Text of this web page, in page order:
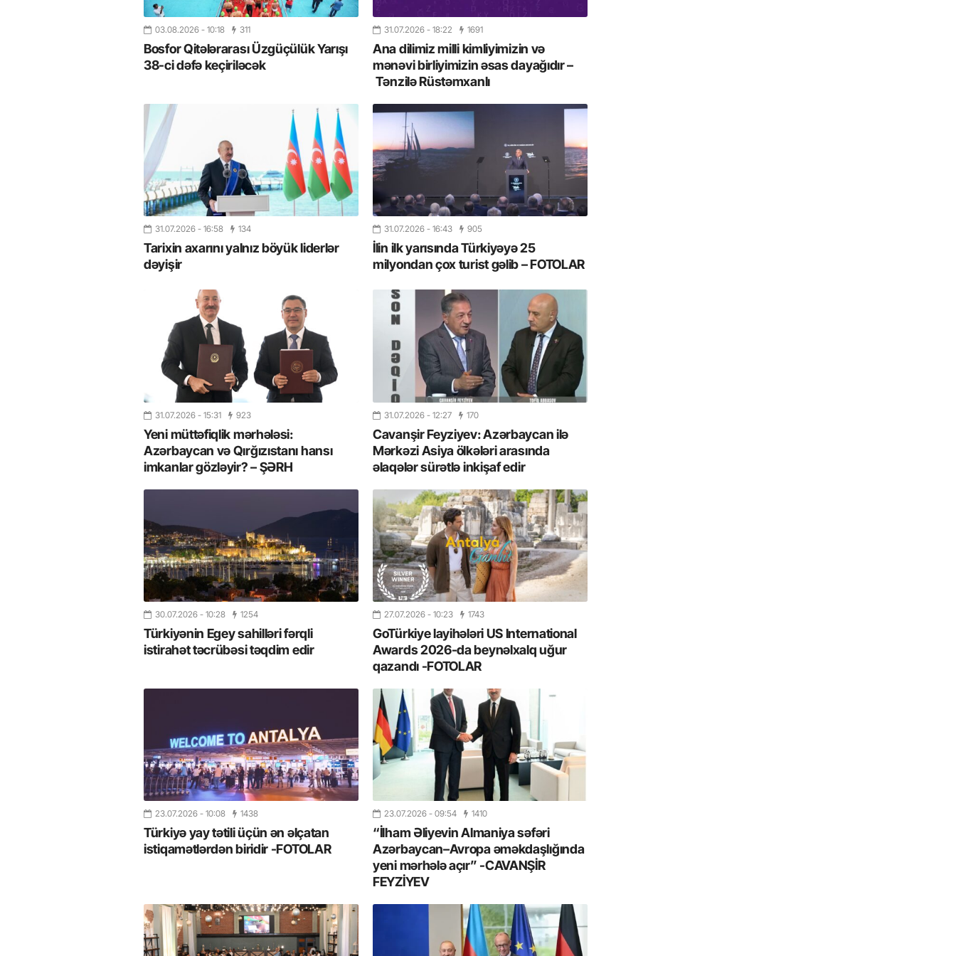
03.08.2026 - 10:18 311
Bosfor Qitələrarası Üzgüçülük Yarışı
38-ci dəfə keçiriləcək
31.07.2026 - 18:22 1691
Ana dilimiz milli kimliyimizin və
mənəvi birliyimizin əsas dayağıdır –
Tənzilə Rüstəmxanlı
31.07.2026 - 16:58 134
Tarixin axarını yalnız böyük liderlər
dəyişir
31.07.2026 - 16:43 905
İlin ilk yarısında Türkiyəyə 25
milyondan çox turist gəlib – FOTOLAR
31.07.2026 - 15:31 923
Yeni müttəfiqlik mərhələsi:
Azərbaycan və Qırğızıstanı hansı
imkanlar gözləyir? – ŞƏRH
31.07.2026 - 12:27 170
Cavanşir Feyziyev: Azərbaycan ilə
Mərkəzi Asiya ölkələri arasında
əlaqələr sürətlə inkişaf edir
30.07.2026 - 10:28 1254
Türkiyənin Egey sahilləri fərqli
istirahət təcrübəsi təqdim edir
27.07.2026 - 10:23 1743
GoTürkiye layihələri US International
Awards 2026-da beynəlxalq uğur
qazandı -FOTOLAR
23.07.2026 - 10:08 1438
Türkiyə yay tətili üçün ən əlçatan
istiqamətlərdən biridir -FOTOLAR
23.07.2026 - 09:54 1410
“İlham Əliyevin Almaniya səfəri
Azərbaycan–Avropa əməkdaşlığında
yeni mərhələ açır” -CAVANŞİR
FEYZİYEV